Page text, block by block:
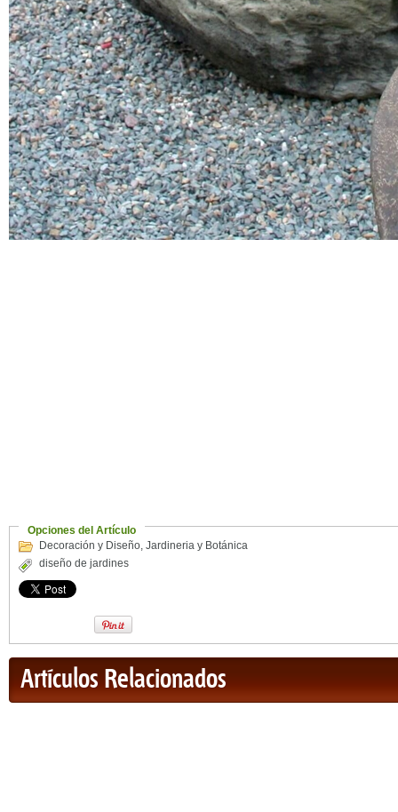
Opciones del Artículo
Decoración y Diseño, Jardineria y Botánica
diseño de jardines
Artículos Relacionados